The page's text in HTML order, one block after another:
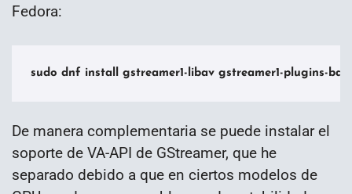
Fedora:
sudo dnf install gstreamer1-libav gstreamer1-plugins-
De manera complementaria se puede instalar el
soporte de VA-API de GStreamer, que he
separado debido a que en ciertos modelos de